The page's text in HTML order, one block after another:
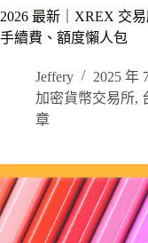
2026 最新｜XREX 交
手續費、額度懶人包
Jeffery
2025 年
加密貨幣交易所,
章